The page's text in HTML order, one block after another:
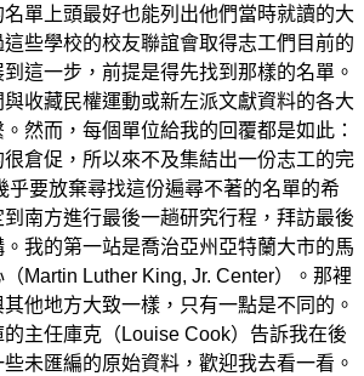
單上頭最好也能列出他們當時就讀的大
些學校的校友聯誼會取得志工們目前的
這一步，前提是得先找到那樣的名單。
收藏民權運動或新左派文獻資料的各大
然而，每個單位給我的回覆都是如此：
倉促，所以來不及集結出一份志工的完
乎要放棄尋找這份遍尋不著的名單的希
南方進行最後一趟研究行程，拜訪最後
我的第一站是喬治亞州亞特蘭大市的馬
Martin Luther King, Jr. Center）。那裡
他地方大致一樣，只有一點是不同的。
主任庫克（Louise Cook）告訴我在後
未匯編的原始資料，歡迎我去看一看。